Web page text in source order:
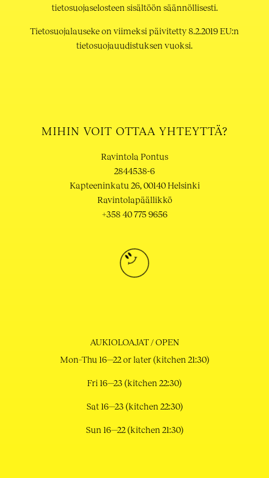
tietosuojaselosteen sisältöön säännöllisesti.
Tietosuojalauseke on viimeksi päivitetty 8.2.2019 EU:n
tietosuojauudistuksen vuoksi.
MIHIN VOIT OTTAA YHTEYTTÄ?
Ravintola Pontus
2844538-6
Kapteeninkatu 26, 00140 Helsinki
Ravintolapäällikkö
+358 40 775 9656
AUKIOLOAJAT / OPEN
Mon–Thu 16—22 or later (kitchen 21:30)
Fri 16—23 (kitchen 22:30)
Sat 16—23 (kitchen 22:30)
Sun 16—22 (kitchen 21:30)